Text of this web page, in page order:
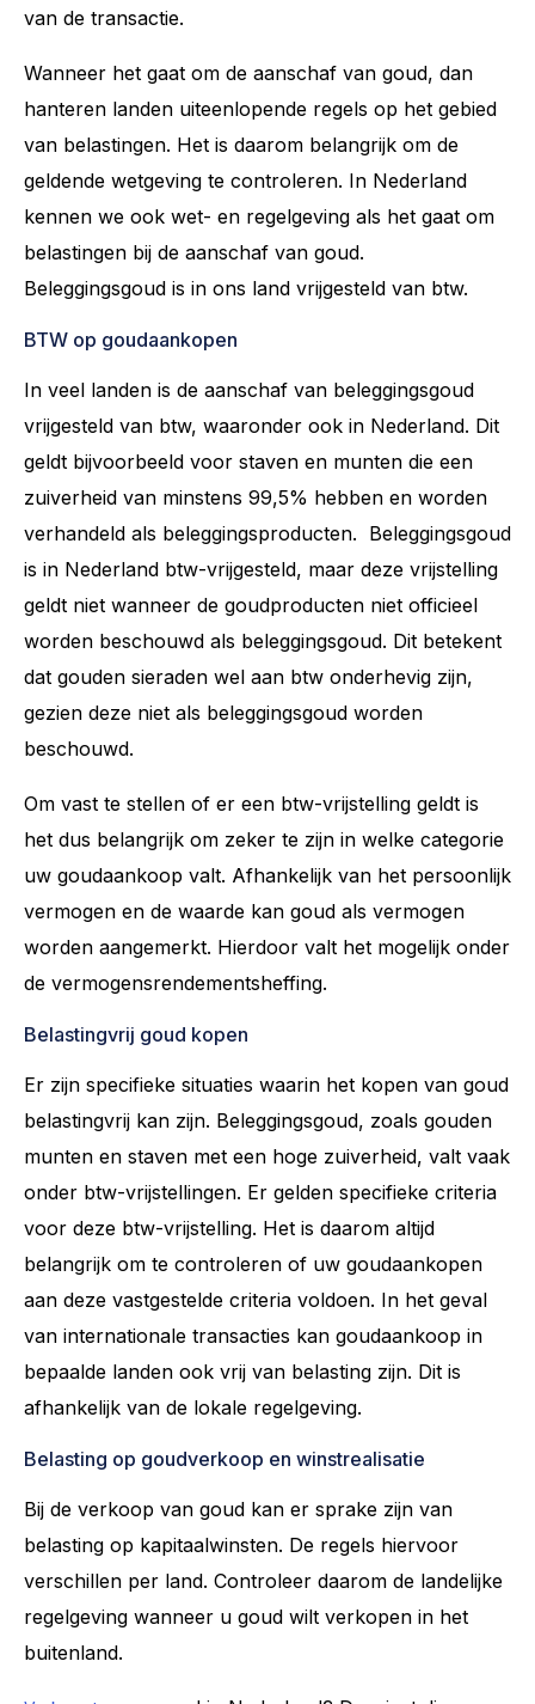
van de transactie.
Wanneer het gaat om de aanschaf van goud, dan
hanteren landen uiteenlopende regels op het gebied
van belastingen. Het is daarom belangrijk om de
geldende wetgeving te controleren. In Nederland
kennen we ook wet- en regelgeving als het gaat om
belastingen bij de aanschaf van goud.
Beleggingsgoud is in ons land vrijgesteld van btw.
BTW op goudaankopen
In veel landen is de aanschaf van beleggingsgoud
vrijgesteld van btw, waaronder ook in Nederland. Dit
geldt bijvoorbeeld voor staven en munten die een
zuiverheid van minstens 99,5% hebben en worden
verhandeld als beleggingsproducten. Beleggingsgoud
is in Nederland btw-vrijgesteld, maar deze vrijstelling
geldt niet wanneer de goudproducten niet officieel
worden beschouwd als beleggingsgoud. Dit betekent
dat gouden sieraden wel aan btw onderhevig zijn,
gezien deze niet als beleggingsgoud worden
beschouwd.
Om vast te stellen of er een btw-vrijstelling geldt is
het dus belangrijk om zeker te zijn in welke categorie
uw goudaankoop valt. Afhankelijk van het persoonlijk
vermogen en de waarde kan goud als vermogen
worden aangemerkt. Hierdoor valt het mogelijk onder
de vermogensrendementsheffing.
Belastingvrij goud kopen
Er zijn specifieke situaties waarin het kopen van goud
belastingvrij kan zijn. Beleggingsgoud, zoals gouden
munten en staven met een hoge zuiverheid, valt vaak
onder btw-vrijstellingen. Er gelden specifieke criteria
voor deze btw-vrijstelling. Het is daarom altijd
belangrijk om te controleren of uw goudaankopen
aan deze vastgestelde criteria voldoen. In het geval
van internationale transacties kan goudaankoop in
bepaalde landen ook vrij van belasting zijn. Dit is
afhankelijk van de lokale regelgeving.
Belasting op goudverkoop en winstrealisatie
Bij de verkoop van goud kan er sprake zijn van
belasting op kapitaalwinsten. De regels hiervoor
verschillen per land. Controleer daarom de landelijke
regelgeving wanneer u goud wilt verkopen in het
buitenland.